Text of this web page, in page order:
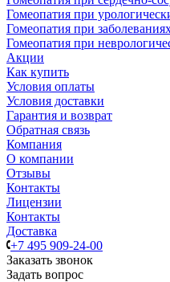
Гомеопатия при
Гомеопатия при
Гомеопатия при
Акции
Как купить
Условия оплаты
Условия доставки
Гарантия и возврат
Обратная связь
Компания
О компании
Отзывы
Контакты
Лицензии
Контакты
Доставка
+7 495 909-24-00
Заказать звонок
Задать вопрос